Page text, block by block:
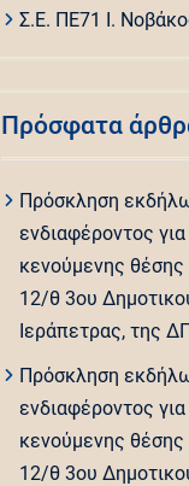
Σ.Ε. ΠΕ71 Ι.
Πρόσφατα
Πρόσκληση
ενδιαφέροντος
κενούμενης θέσης
12/θ 3ου
Ιεράπετρας, της
Πρόσκληση
ενδιαφέροντος
κενούμενης θέσης
12/θ 3ου